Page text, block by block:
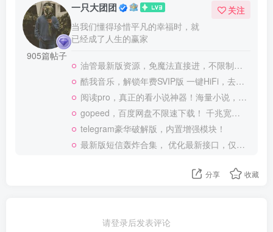
905篇帖子
一只大团团
当我们懂得珍惜平凡的幸福时，就
已经成了人生的赢家
关注
油管最新版资源，免魔法直接进，不限制观看！
酷我音乐，解锁年费SVIP版 一键HiFi，去广告 免登录
阅读pro，真正的看小说神器！海量小说，可涩涩！
gopeed，百度网盘不限速下载！ 千兆宽带也可以跑满
telegram豪华破解版，内置增强模块！
最新版短信轰炸合集， 优化最新接口，仅供测试使用
分享 收藏
请登录后发表评论